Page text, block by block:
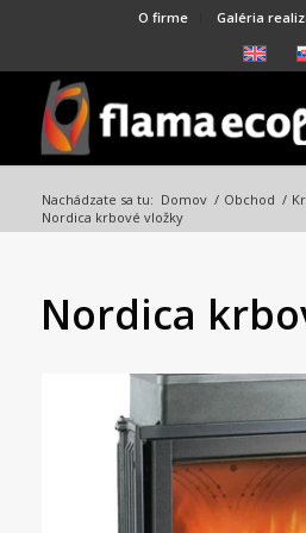
O firme Galéria
Nachádzate sa tu: Domov / Obchod /
Nordica krbové vložky
Nordica